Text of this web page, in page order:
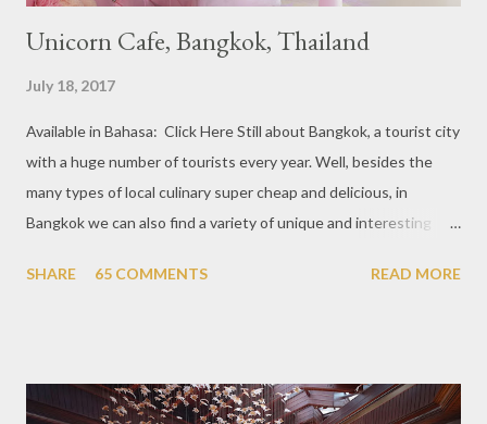
Unicorn Cafe, Bangkok, Thailand
July 18, 2017
Available in Bahasa: Click Here Still about Bangkok, a tourist city
with a huge number of tourists every year. Well, besides the
many types of local culinary super cheap and delicious, in
Bangkok we can also find a variety of unique and interesting
downtown area making it within easy reach. This cafe is quite
not too broad, but visitors will still be pampered with a really
SHARE 65 COMMENTS READ MORE